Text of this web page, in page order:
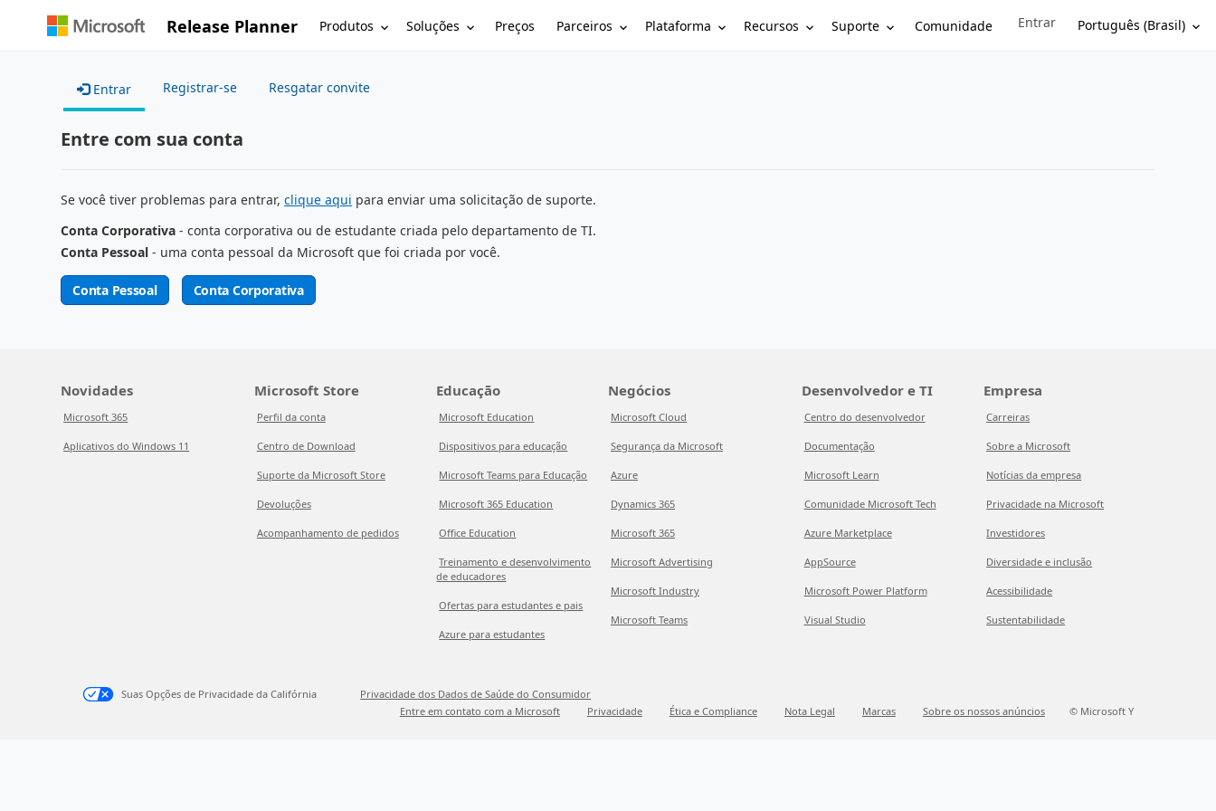
Release Planner Produtos Soluções Preços Parceiros Plataforma Recursos Suporte Comunidade Sign in to your account
Entrar Português (Brasil)
Entrar Registrar-se Resgatar convite
Entre com sua conta
Se você tiver problemas para entrar,clique aqui para enviar uma solicitação de suporte.
Conta Corporativa - conta corporativa ou de estudante criada pelo departamento de TI.
Conta Pessoal - uma conta pessoal da Microsoft que foi criada por você.
Conta Pessoal Conta Corporativa
Novidades
Microsoft 365
Aplicativos do Windows 11
Microsoft Store
Perfil da conta
Centro de Download
Suporte da Microsoft Store
Devoluções
Acompanhamento de pedidos
Educação
Microsoft Education
Dispositivos para educação
Microsoft Teams para Educação
Microsoft 365 Education
Office Education
Treinamento e desenvolvimento
de educadores
Ofertas para estudantes e pais
Azure para estudantes
Negócios
Microsoft Cloud
Segurança da Microsoft
Azure
Dynamics 365
Microsoft 365
Microsoft Advertising
Microsoft Industry
Microsoft Teams
Desenvolvedor e TI
Centro do desenvolvedor
Documentação
Microsoft Learn
Comunidade Microsoft Tech
Azure Marketplace
AppSource
Microsoft Power Platform
Visual Studio
Empresa
Carreiras
Sobre a Microsoft
Notícias da empresa
Privacidade na Microsoft
Investidores
Diversidade e inclusão
Acessibilidade
Sustentabilidade
Suas Opções de Privacidade da Califórnia
Privacidade dos Dados de Saúde do Consumidor
Entre em contato com a Microsoft
Privacidade Ética e Compliance Nota Legal Marcas Sobre os nossos anúncios © Microsoft Y